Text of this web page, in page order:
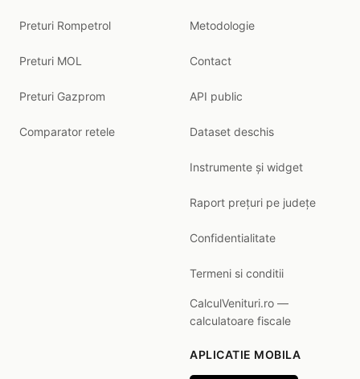
Preturi Rompetrol
Preturi MOL
Preturi Gazprom
Comparator retele
Metodologie
Contact
API public
Dataset deschis
Instrumente și widget
Raport prețuri pe județe
Confidentialitate
Termeni si conditii
CalculVenituri.ro —
calculatoare fiscale
APLICATIE MOBILA